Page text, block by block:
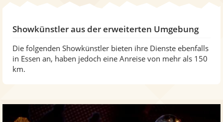
Showkünstler aus der erweiterten Umgebung
Die folgenden Showkünstler bieten ihre Dienste ebenfalls
in Essen an, haben jedoch eine Anreise von mehr als 150
km.